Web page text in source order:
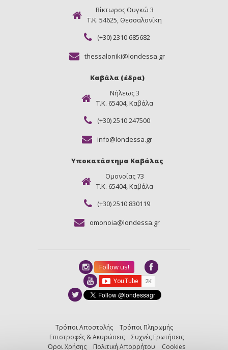
Βίκτωρος Ουγκώ 3
Τ.Κ. 54625, Θεσσαλονίκη
(+30) 2310 685682
thessaloniki@londessa.gr
Καβάλα (έδρα)
Νήλεως 3
Τ.Κ. 65404, Καβάλα
(+30) 2510 247500
info@londessa.gr
Υποκατάστημα Καβάλας
Ομονοίας 73
Τ.Κ. 65404, Καβάλα
(+30) 2510 830119
omonoia@londessa.gr
Follow us!
Τρόποι Αποστολής
Τρόποι Πληρωμής
Επιστροφές & Ακυρώσεις
Συχνές Ερωτήσεις
Όροι Χρήσης
Πολιτική Απορρήτου Cookies